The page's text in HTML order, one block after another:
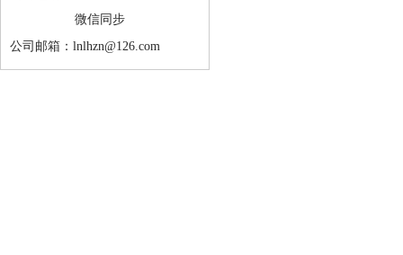
微信同步
公司邮箱：lnlhzn@126.com